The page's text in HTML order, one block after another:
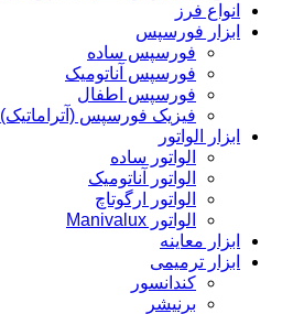
انواع فرز
ابزار فورسپس
فورسپس ساده
فورسپس آناتومیک
فورسپس اطفال
فیزیک فورسپس (آتراماتیک)
ابزار الواتور
الواتور ساده
الواتور آناتومیک
الواتور ارگوتاچ
الواتور Manivalux
ابزار معاینه
ابزار ترمیمی
کندانسور
برنیشر